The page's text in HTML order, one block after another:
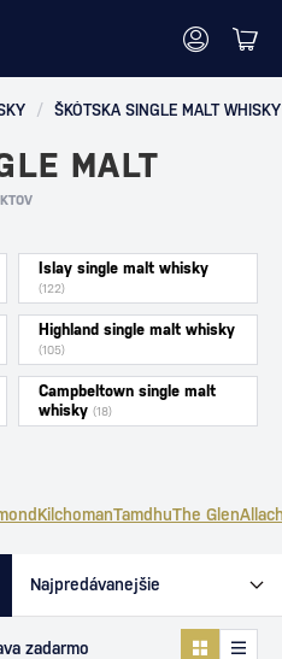
/ ŠKÓTSKA SINGLE MALT WHISKY
MALT
Islay single malt whisky
(122)
Highland single malt whisky
(105)
Campbeltown single malt
whisky (18)
KilchomanTamdhuThe
zadarmo